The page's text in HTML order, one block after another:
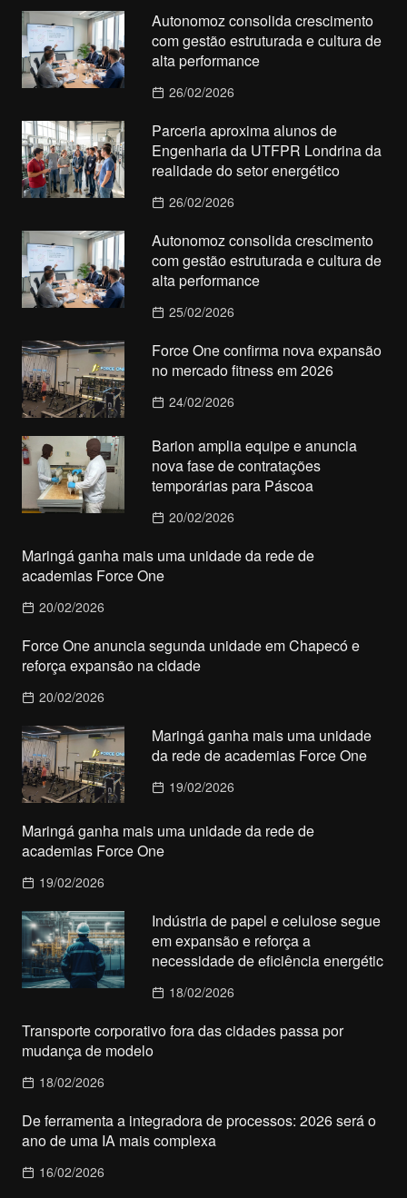
Autonomoz consolida crescimento
com gestão estruturada e cultura de
alta performance
26/02/2026
Parceria aproxima alunos de
Engenharia da UTFPR Londrina da
realidade do setor energético
26/02/2026
Autonomoz consolida crescimento
com gestão estruturada e cultura de
alta performance
25/02/2026
Force One confirma nova expansão
no mercado fitness em 2026
24/02/2026
Barion amplia equipe e anuncia
nova fase de contratações
temporárias para Páscoa
20/02/2026
Maringá ganha mais uma unidade da rede de
academias Force One
20/02/2026
Force One anuncia segunda unidade em Chapecó e
reforça expansão na cidade
20/02/2026
Maringá ganha mais uma unidade
da rede de academias Force One
19/02/2026
Maringá ganha mais uma unidade da rede de
academias Force One
19/02/2026
Indústria de papel e celulose segue
em expansão e reforça a
necessidade de eficiência energétic
18/02/2026
Transporte corporativo fora das cidades passa por
mudança de modelo
18/02/2026
De ferramenta a integradora de processos: 2026 será o
ano de uma IA mais complexa
16/02/2026